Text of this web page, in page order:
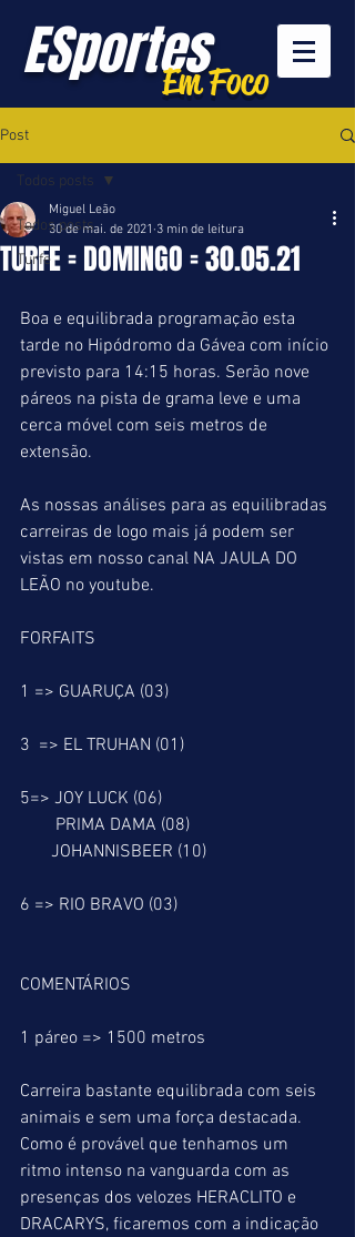
ESportesEm Foco
Post
Todos posts
Turfe
Todos posts
TURFE = DOMINGO = 30.05.21
Miguel Leão
30 de mai. de 2021 3 min de leitura
Boa e equilibrada programação esta
tarde no Hipódromo da Gávea com início
previsto para 14:15 horas. Serão nove
páreos na pista de grama leve e uma
cerca móvel com seis metros de
extensão.
As nossas análises para as equilibradas
carreiras de logo mais já podem ser
vistas em nosso canal NA JAULA DO
LEÃO no youtube.
FORFAITS
1 => GUARUÇA (03)
3  => EL TRUHAN (01)
5=> JOY LUCK (06)
        PRIMA DAMA (08)
       JOHANNISBEER (10)
6 => RIO BRAVO (03)
COMENTÁRIOS
1 páreo => 1500 metros
Carreira bastante equilibrada com seis
animais e sem uma força destacada.
Como é provável que tenhamos um
ritmo intenso na vanguarda com as
presenças dos velozes HERACLITO e
DRACARYS, ficaremos com a indicação